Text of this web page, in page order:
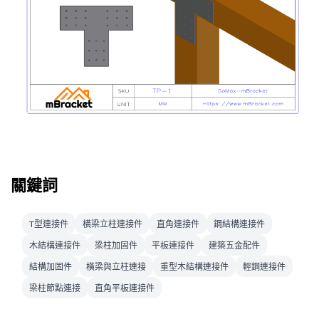
關鍵詞
T型連接件 橫梁立柱連接件 直角連接件
鋼結構連接件
木結構連接件
梁柱加固件 平板連接件
建築五金配件
結構加固件
橫梁與立柱連接 重型木結構連接件
輕鋼連接件
梁柱節點連接
直角平板連接件